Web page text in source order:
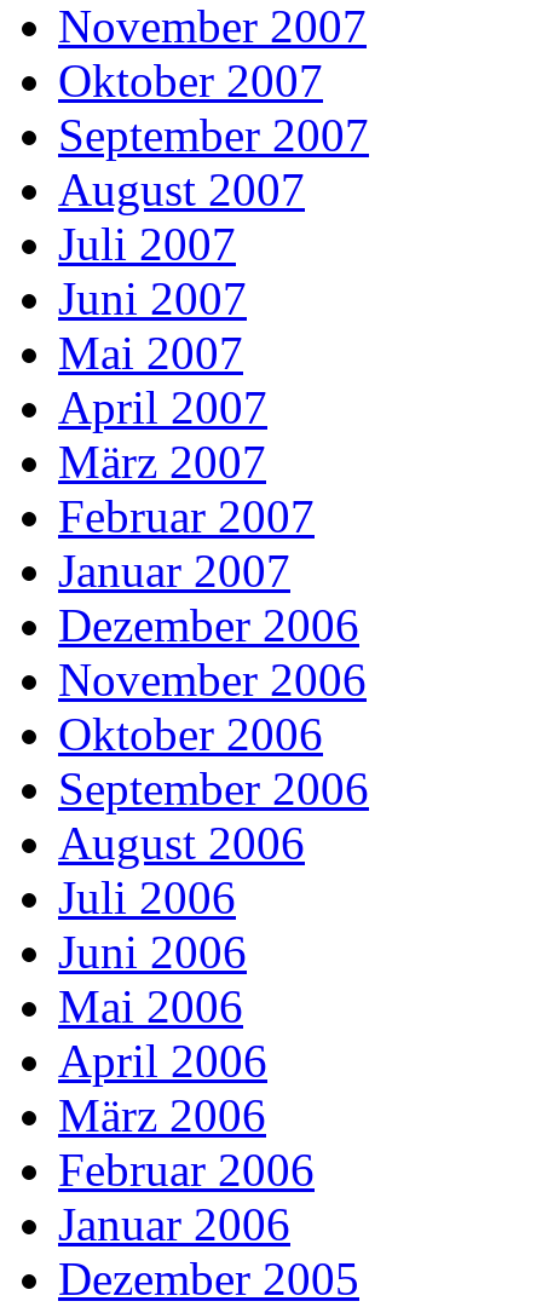
November 2007
Oktober 2007
September 2007
August 2007
Juli 2007
Juni 2007
Mai 2007
April 2007
März 2007
Februar 2007
Januar 2007
Dezember 2006
November 2006
Oktober 2006
September 2006
August 2006
Juli 2006
Juni 2006
Mai 2006
April 2006
März 2006
Februar 2006
Januar 2006
Dezember 2005